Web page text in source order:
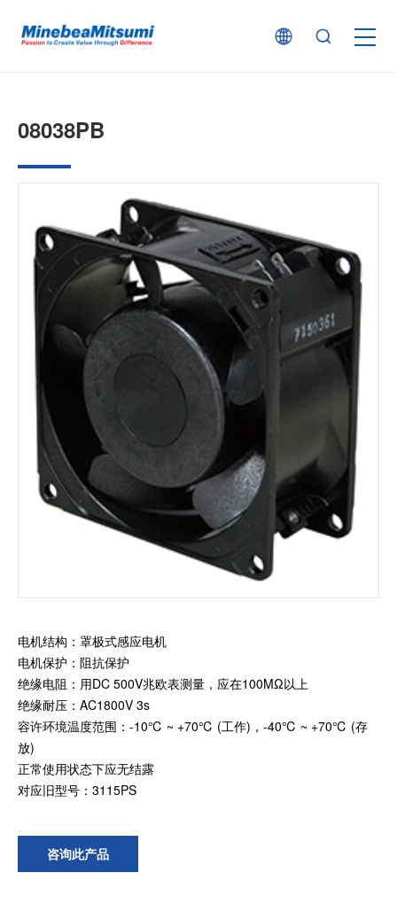
技术支持
新闻
企业信息
加入我们
08038PB
电机结构：罩极式感应电机
电机保护：阻抗保护
绝缘电阻：用DC 500V兆欧表测量，应在100MΩ以上
绝缘耐压：AC1800V 3s
容许环境温度范围：-10℃ ~ +70℃ (工作)，-40℃ ~ +70℃ (存
放)
正常使用状态下应无结露
对应旧型号：3115PS
咨询此产品